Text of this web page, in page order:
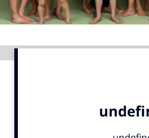
12 nov: MarketingLive!
Adverteren
Events
Opleidingen